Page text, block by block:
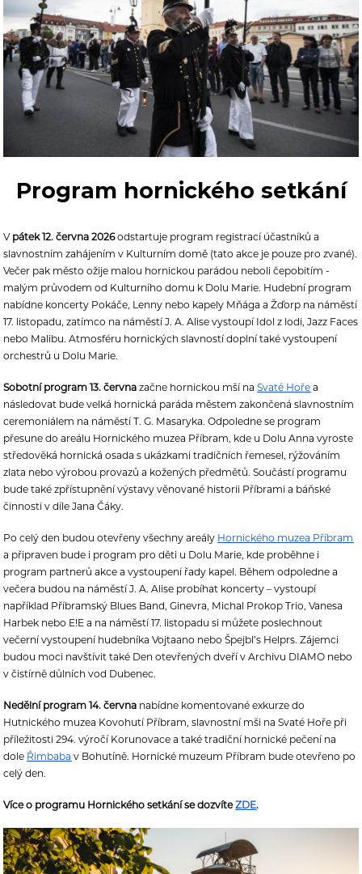
Program hornického setkání
Vpátek 12. června 2026odstartuje program registrací účastníků a
slavnostním zahájením v Kulturním domě (tato akce je pouze pro zvané).
Večer pak město ožije malou hornickou parádou neboli čepobitím -
malým průvodem od Kulturního domu k Dolu Marie. Hudební program
nabídne koncerty Pokáče, Lenny nebo kapely Mňága a Žďorp na náměstí
17. listopadu, zatímco na náměstí J. A. Alise vystoupí Idol z lodi, Jazz Faces
nebo Malibu. Atmosféru hornických slavností doplní také vystoupení
orchestrů u Dolu Marie.
Sobotní program 13. června začne hornickou mší naSvaté Hoře a
následovat bude velká hornická paráda městem zakončená slavnostním
ceremoniálem na náměstí T. G. Masaryka. Odpoledne se program
přesune do areálu Hornického muzea Příbram, kde u Dolu Anna vyroste
středověká hornická osada s ukázkami tradičních řemesel, rýžováním
zlata nebo výrobou provazů a kožených předmětů. Součástí programu
bude také zpřístupnění výstavy věnované historii Příbrami a báňské
činnosti v díle Jana Čáky.
Po celý den budou otevřeny všechny areály Hornického muzea Příbram
a připraven bude i program pro děti u Dolu Marie, kde proběhne i
program partnerů akce a vystoupení řady kapel. Během odpoledne a
večera budou na náměstí J. A. Alise probíhat koncerty – vystoupí
například Příbramský Blues Band, Ginevra, Michal Prokop Trio, Vanesa
Harbek nebo E!E a na náměstí 17. listopadu si můžete poslechnout
večerní vystoupení hudebníka Vojtaano nebo Špejbl’s Helprs. Zájemci
budou moci navštívit také Den otevřených dveří v Archivu DIAMO nebo
v čistírně důlních vod Dubenec.
Nedělní program 14. června nabídne komentované exkurze do
Hutnického muzea Kovohutí Příbram, slavnostní mši na Svaté Hoře při
příležitosti 294. výročí Korunovace a také tradiční hornické pečení na
dole Řimbaba v Bohutíně. Hornické muzeum Příbram bude otevřeno po
celý den.
Více o programu Hornického setkání se dozvíteZDE.